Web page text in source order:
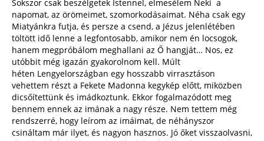
Sokszor csak beszélgetek Istennel, elmesélem Neki a
napomat, az örömeimet, szomorkodásaimat. Néha csak egy
Miatyánkra futja, és persze a csend, a Jézus jelenlétében
töltött idő lenne a legfontosabb, amikor nem én locsogok,
hanem megpróbálom meghallani az Ő hangját… Nos, ez
utóbbit még igazán gyakorolnom kell. Múlt
héten Lengyelországban egy hosszabb virrasztáson
vehettem részt a Fekete Madonna kegykép előtt, miközben
dicsőítettünk és imádkoztunk. Ekkor fogalmazódott meg
bennem ennek az imának a nagy része. Nem tettem még
rendszerré, hogy leírom az imáimat, de néhányszor
csináltam már ilyet, és nagyon hasznos. Jó őket visszaolvasni,